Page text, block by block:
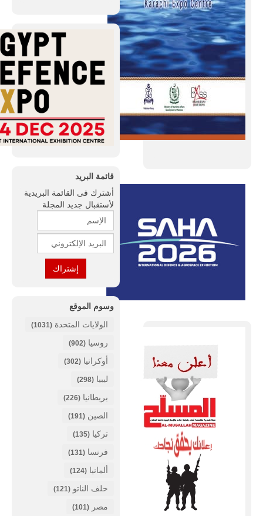
قائمة البريد
أشترك فى القائمة البريدية
لأستقبال جديد المجلة
وسوم الموقع
الولايات المتحدة (1031)
روسيا (902)
أوكرانيا (302)
ليبيا (298)
بريطانيا (226)
الصين (191)
تركيا (135)
فرنسا (131)
ألمانيا (124)
حلف الناتو (121)
مصر (101)